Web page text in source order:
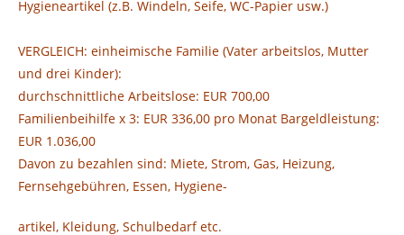
Hygieneartikel (z.B. Windeln, Seife, WC-Papier usw.)
VERGLEICH: einheimische Familie (Vater arbeitslos, Mutter
und drei Kinder):
durchschnittliche Arbeitslose: EUR 700,00
Familienbeihilfe x 3: EUR 336,00 pro Monat Bargeldleistung:
EUR 1.036,00
Davon zu bezahlen sind: Miete, Strom, Gas, Heizung,
Fernsehgebühren, Essen, Hygiene-
artikel, Kleidung, Schulbedarf etc.